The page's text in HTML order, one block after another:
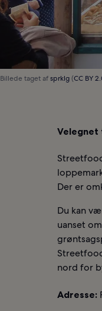
Billede taget afsprklg(CC BY
Velegnet
Der er
Du kan
uanset
nord for
Adresse: